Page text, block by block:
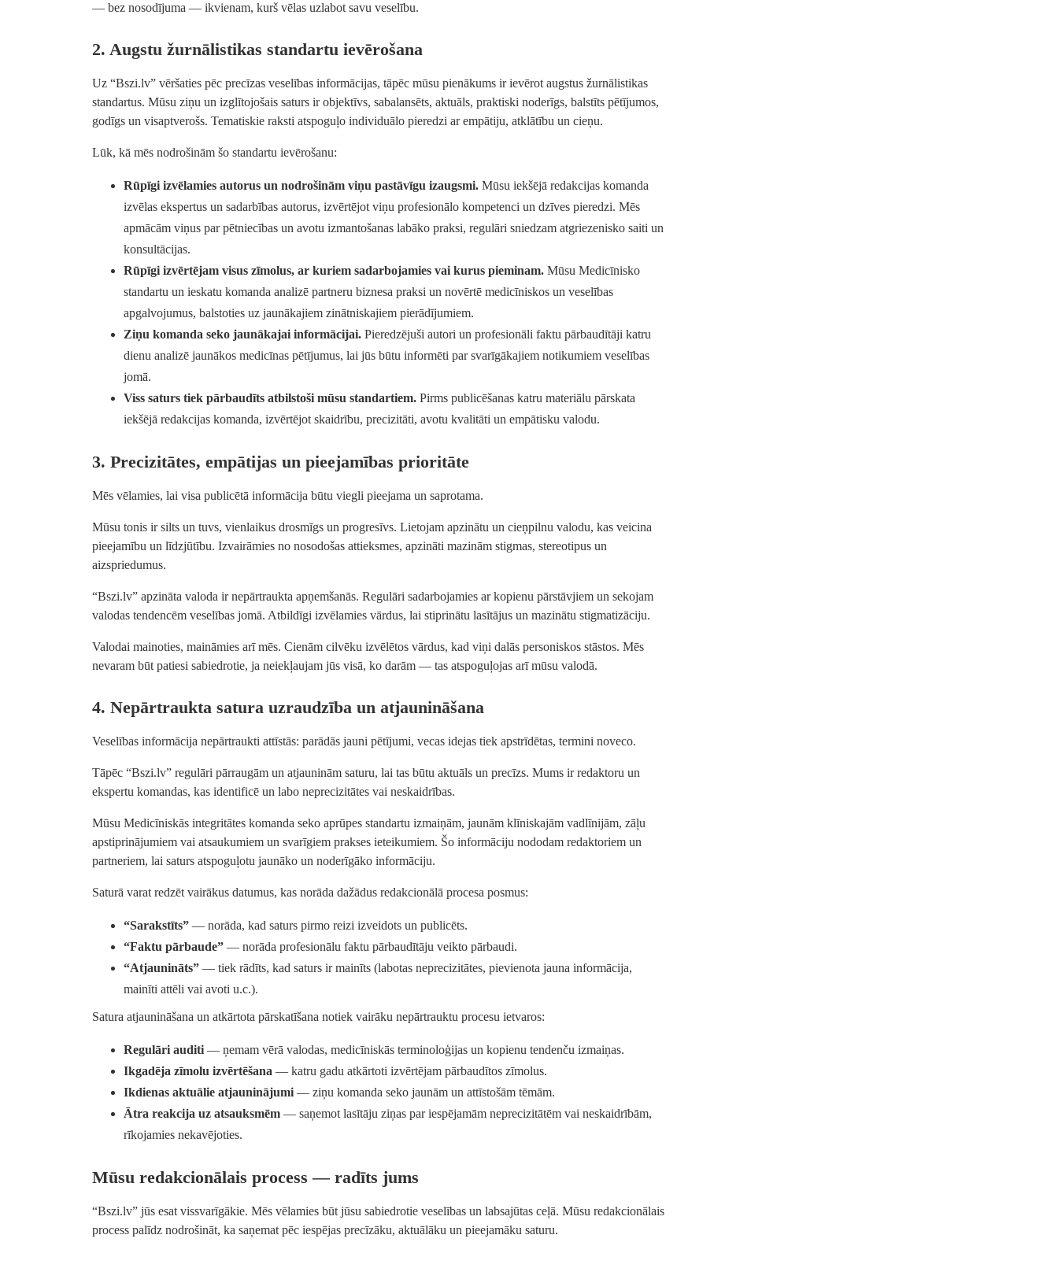
— bez nosodījuma — ikvienam, kurš vēlas uzlabot savu veselību.
2. Augstu žurnālistikas standartu ievērošana
Uz “Bszi.lv” vēršaties pēc precīzas veselības informācijas, tāpēc mūsu pienākums ir ievērot augstus žurnālistikas
standartus. Mūsu ziņu un izglītojošais saturs ir objektīvs, sabalansēts, aktuāls, praktiski noderīgs, balstīts pētījumos,
godīgs un visaptverošs. Tematiskie raksti atspoguļo individuālo pieredzi ar empātiju, atklātību un cieņu.
Lūk, kā mēs nodrošinām šo standartu ievērošanu:
Rūpīgi izvēlamies autorus un nodrošinām viņu pastāvīgu izaugsmi. Mūsu iekšējā redakcijas komanda
izvēlas ekspertus un sadarbības autorus, izvērtējot viņu profesionālo kompetenci un dzīves pieredzi. Mēs
apmācām viņus par pētniecības un avotu izmantošanas labāko praksi, regulāri sniedzam atgriezenisko saiti un
konsultācijas.
Rūpīgi izvērtējam visus zīmolus, ar kuriem sadarbojamies vai kurus pieminam. Mūsu Medicīnisko
standartu un ieskatu komanda analizē partneru biznesa praksi un novērtē medicīniskos un veselības
apgalvojumus, balstoties uz jaunākajiem zinātniskajiem pierādījumiem.
Ziņu komanda seko jaunākajai informācijai. Pieredzējuši autori un profesionāli faktu pārbaudītāji katru
dienu analizē jaunākos medicīnas pētījumus, lai jūs būtu informēti par svarīgākajiem notikumiem veselības
jomā.
Viss saturs tiek pārbaudīts atbilstoši mūsu standartiem. Pirms publicēšanas katru materiālu pārskata
iekšējā redakcijas komanda, izvērtējot skaidrību, precizitāti, avotu kvalitāti un empātisku valodu.
3. Precizitātes, empātijas un pieejamības prioritāte
Mēs vēlamies, lai visa publicētā informācija būtu viegli pieejama un saprotama.
Mūsu tonis ir silts un tuvs, vienlaikus drosmīgs un progresīvs. Lietojam apzinātu un cieņpilnu valodu, kas veicina
pieejamību un līdzjūtību. Izvairāmies no nosodošas attieksmes, apzināti mazinām stigmas, stereotipus un
aizspriedumus.
“Bszi.lv” apzināta valoda ir nepārtraukta apņemšanās. Regulāri sadarbojamies ar kopienu pārstāvjiem un sekojam
valodas tendencēm veselības jomā. Atbildīgi izvēlamies vārdus, lai stiprinātu lasītājus un mazinātu stigmatizāciju.
Valodai mainoties, maināmies arī mēs. Cienām cilvēku izvēlētos vārdus, kad viņi dalās personiskos stāstos. Mēs
nevaram būt patiesi sabiedrotie, ja neiekļaujam jūs visā, ko darām — tas atspoguļojas arī mūsu valodā.
4. Nepārtraukta satura uzraudzība un atjaunināšana
Veselības informācija nepārtraukti attīstās: parādās jauni pētījumi, vecas idejas tiek apstrīdētas, termini noveco.
Tāpēc “Bszi.lv” regulāri pārraugām un atjauninām saturu, lai tas būtu aktuāls un precīzs. Mums ir redaktoru un
ekspertu komandas, kas identificē un labo neprecizitātes vai neskaidrības.
Mūsu Medicīniskās integritātes komanda seko aprūpes standartu izmaiņām, jaunām klīniskajām vadlīnijām, zāļu
apstiprinājumiem vai atsaukumiem un svarīgiem prakses ieteikumiem. Šo informāciju nododam redaktoriem un
partneriem, lai saturs atspoguļotu jaunāko un noderīgāko informāciju.
Saturā varat redzēt vairākus datumus, kas norāda dažādus redakcionālā procesa posmus:
“Sarakstīts” — norāda, kad saturs pirmo reizi izveidots un publicēts.
“Faktu pārbaude” — norāda profesionālu faktu pārbaudītāju veikto pārbaudi.
“Atjaunināts” — tiek rādīts, kad saturs ir mainīts (labotas neprecizitātes, pievienota jauna informācija,
mainīti attēli vai avoti u.c.).
Satura atjaunināšana un atkārtota pārskatīšana notiek vairāku nepārtrauktu procesu ietvaros:
Regulāri auditi — ņemam vērā valodas, medicīniskās terminoloģijas un kopienu tendenču izmaiņas.
Ikgadēja zīmolu izvērtēšana — katru gadu atkārtoti izvērtējam pārbaudītos zīmolus.
Ikdienas aktuālie atjauninājumi — ziņu komanda seko jaunām un attīstošām tēmām.
Ātra reakcija uz atsauksmēm — saņemot lasītāju ziņas par iespējamām neprecizitātēm vai neskaidrībām,
rīkojamies nekavējoties.
Mūsu redakcionālais process — radīts jums
“Bszi.lv” jūs esat vissvarīgākie. Mēs vēlamies būt jūsu sabiedrotie veselības un labsajūtas ceļā. Mūsu redakcionālais
process palīdz nodrošināt, ka saņemat pēc iespējas precīzāku, aktuālāku un pieejamāku saturu.